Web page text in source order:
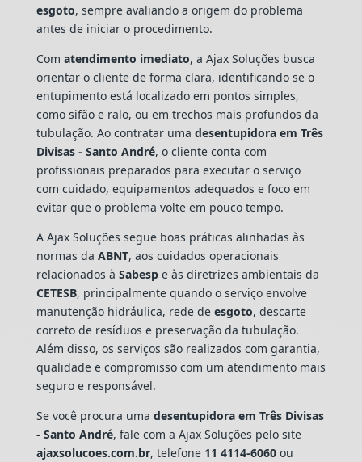
esgoto, sempre avaliando a origem do problema
antes de iniciar o procedimento.
Com atendimento imediato, a Ajax Soluções busca
orientar o cliente de forma clara, identificando se o
entupimento está localizado em pontos simples,
como sifão e ralo, ou em trechos mais profundos da
tubulação. Ao contratar uma desentupidora em Três
Divisas - Santo André, o cliente conta com
profissionais preparados para executar o serviço
com cuidado, equipamentos adequados e foco em
evitar que o problema volte em pouco tempo.
A Ajax Soluções segue boas práticas alinhadas às
normas da ABNT, aos cuidados operacionais
relacionados à Sabespe às diretrizes ambientais da
CETESB, principalmente quando o serviço envolve
manutenção hidráulica, rede de esgoto, descarte
correto de resíduos e preservação da tubulação.
Além disso, os serviços são realizados com garantia,
qualidade e compromisso com um atendimento mais
seguro e responsável.
Se você procura uma desentupidora em Três Divisas
- Santo André, fale com a Ajax Soluções pelo site
ajaxsolucoes.com.br, telefone 11 4114-6060ou